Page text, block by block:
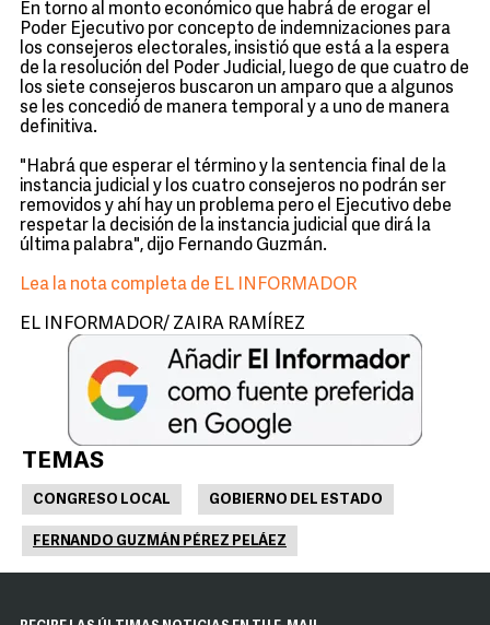
En torno al monto económico que habrá de erogar el
Poder Ejecutivo por concepto de indemnizaciones para
los consejeros electorales, insistió que está a la espera
de la resolución del Poder Judicial, luego de que cuatro de
los siete consejeros buscaron un amparo que a algunos
se les concedió de manera temporal y a uno de manera
definitiva.
"Habrá que esperar el término y la sentencia final de la
instancia judicial y los cuatro consejeros no podrán ser
removidos y ahí hay un problema pero el Ejecutivo debe
respetar la decisión de la instancia judicial que dirá la
última palabra", dijo Fernando Guzmán.
Lea la nota completa de EL INFORMADOR
EL INFORMADOR/ ZAIRA RAMÍREZ
TEMAS
CONGRESO LOCAL GOBIERNO DEL ESTADO
FERNANDO GUZMÁN PÉREZ PELÁEZ